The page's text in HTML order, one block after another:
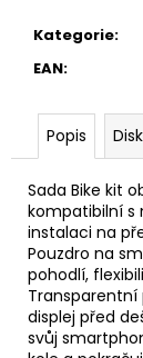
Kategorie:
EAN:
Popis
Sada Bike kit
kompatibilní s
instalaci na
Pouzdro na
pohodlí,
displej před
svůj
u
m
e